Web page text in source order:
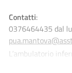
Contatti:
0376464435 dal
L’ambulatorio